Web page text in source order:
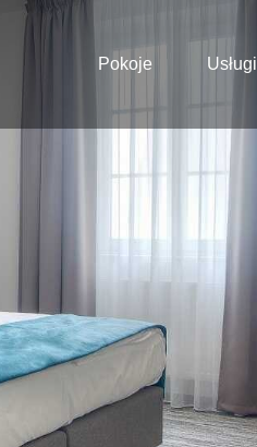
Pokoje Usługi